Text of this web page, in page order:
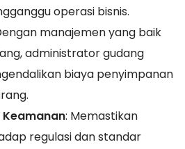
operasi bisnis.
manajemen yang baik
administrator gudang
biaya penyimpanan
: Memastikan
regulasi dan standar